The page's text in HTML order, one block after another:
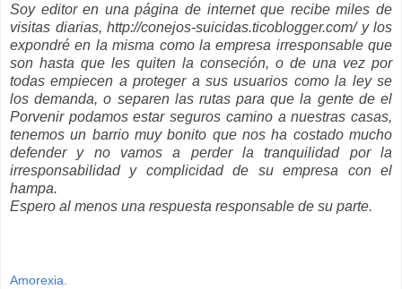
Soy editor en una página de internetque recibe miles de
visitas diarias, http://conejos-suicidas.ticoblogger.com/ y los
expondré en la misma como la empresa irresponsable que
son hasta que les quiten la conseción, o de una vez por
todas empiecen a proteger a sus usuarios como la ley se
los demanda, o separen las rutas para que la gente de el
Porvenir podamos estar seguros camino a nuestras casas,
tenemos un barrio muy bonito que nos ha costado mucho
defender y no vamos a perder la tranquilidad por la
irresponsabilidad y complicidad de su empresa con el
hampa.
Espero al menos una respuesta responsable de su parte.
Amorexia.